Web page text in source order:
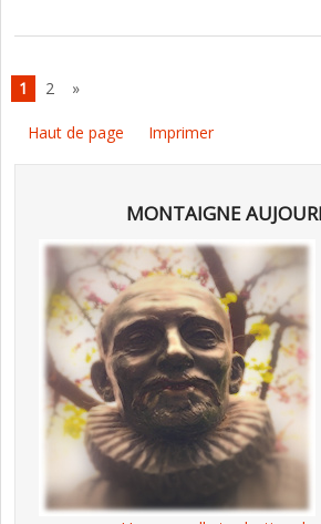
1 2 »
Haut de page Imprimer
MONTAIGNE